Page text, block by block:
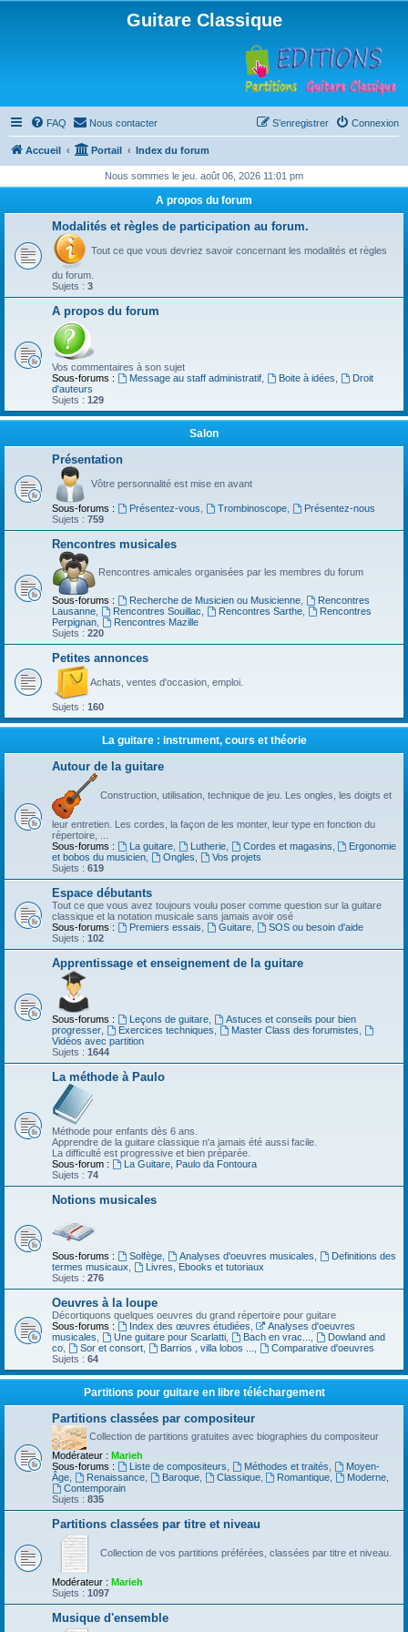
Guitare Classique
FAQ Nous contacter Connexion
S’enregistrer
Accueil Portail Index du forum
Nous sommes le jeu. août 06, 2026 11:01 pm
A propos du forum
Modalités et règles de participation au forum.
Tout ce que vous devriez savoir concernant les modalités et règles
du forum.
Sujets : 3
A propos du forum
Vos commentaires à son sujet
Sous-forums :
Message au staff administratif, Boite à idées
Droit
d'auteurs
Sujets : 129
Salon
Présentation
Vôtre personnalité est mise en avant
Sous-forums : Présentez-vous Trombinoscope,
Présentez-nous
Sujets : 759
Rencontres musicales
Rencontres amicales organisées par les membres du forum
Sous-forums : Recherche de Musicien ou Musicienne,
Rencontres
Lausanne
Rencontres Souillac Rencontres Sarthe,
Rencontres
Perpignan
Rencontres Mazille
Sujets : 220
Petites annonces
Achats, ventes d'occasion, emploi.
Sujets : 160
La guitare : instrument, cours et théorie
Autour de la guitare
Construction, utilisation, technique de jeu. Les ongles, les doigts et
leur entretien. Les cordes, la façon de les monter, leur type en fonction du
répertoire, ...
Sous-forums :
La guitare, Lutherie, Cordes et magasins
Ergonomie
et bobos du musicien
Ongles
Vos projets
Sujets : 619
Espace débutants
Tout ce que vous avez toujours voulu poser comme question sur la guitare
classique et la notation musicale sans jamais avoir osé
Sous-forums :
Premiers essais Guitare,
SOS ou besoin d'aide
Sujets : 102
Apprentissage et enseignement de la guitare
Sous-forums : Leçons de guitare,
Astuces et conseils pour bien
progresser
Exercices techniques Master Class des forumistes
Vidéos avec partition
Sujets : 1644
La méthode à Paulo
Méthode pour enfants dès 6 ans.
Apprendre de la guitare classique n'a jamais été aussi facile.
La difficulté est progressive et bien préparée.
Sous-forum :
La Guitare, Paulo da Fontoura
Sujets : 74
Notions musicales
Sous-forums : Solfège, Analyses d'oeuvres musicales
Definitions des
termes musicaux
Livres, Ebooks et tutoriaux
Sujets : 276
Oeuvres à la loupe
Décortiquons quelques oeuvres du grand répertoire pour guitare
Sous-forums :
Index des œuvres étudiées
Analyses d'oeuvres
musicales
Une guitare pour Scarlatti, Bach en vrac...
Dowland and
co
Sor et consort, Barrios , villa lobos ...
Comparative d'oeuvres
Sujets : 64
Partitions pour guitare en libre téléchargement
Partitions classées par compositeur
Collection de partitions gratuites avec biographies du compositeur
Modérateur : Marieh
Sous-forums :
Liste de compositeurs Méthodes et traités
Moyen-
Âge
Renaissance, Baroque, Classique, Romantique Moderne
Contemporain
Sujets : 835
Partitions classées par titre et niveau
Collection de vos partitions préférées, classées par titre et niveau.
Modérateur : Marieh
Sujets : 1097
Musique d'ensemble